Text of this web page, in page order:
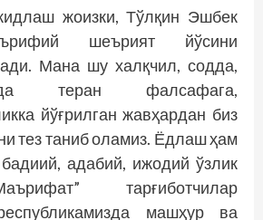
жоизки, Тўлқин Эшбек
шеърият йўсини
Мана шу халқчил, содда,
теран фалсафага,
йўғрилган жавҳардан биз
тез таниб оламиз. Ёдлаш ҳам
адабий, ижодий ўзлик
тарғиботчилар
машҳур ва